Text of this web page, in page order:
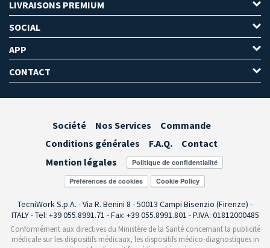
LIVRAISONS PREMIUM
SOCIAL
APP
CONTACT
Société Nos Services
Commande
Conditions générales
F.A.Q.
Contact
Mention légales
Préférences de cookies
TecniWork S.p.A. - Via R. Benini 8 - 50013 Campi Bisenzio (Firenze) -
ITALY - Tel: +39 055.8991.71 - Fax: +39 055.8991.801 - P.IVA: 01812000485
Conformément aux directives du Ministère de la Santé concernant la publicité
médicale sur les dispositifs médicaux, les dispositifs médico-diagnostiques in